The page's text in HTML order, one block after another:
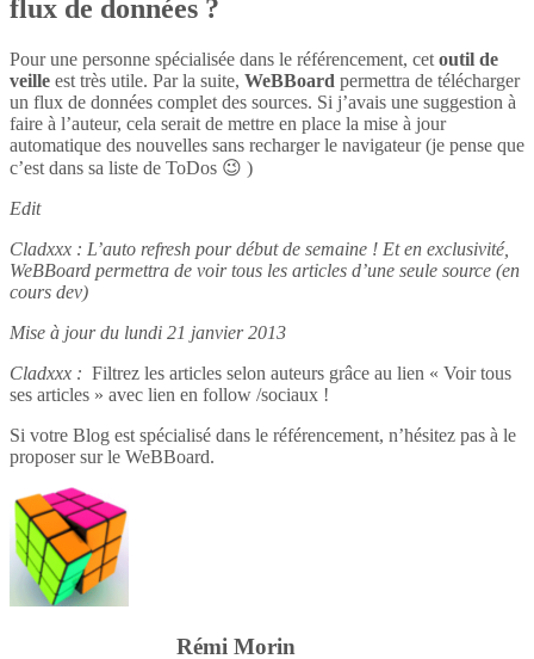
flux de données ?
Pour une personne spécialisée dans le référencement, cet outil de
veille est très utile. Par la suite, WeBBoard permettra de télécharger
un flux de données complet des sources. Si j’avais une suggestion à
faire à l’auteur, cela serait de mettre en place la mise à jour
automatique des nouvelles sans recharger le navigateur (je pense que
c’est dans sa liste de ToDos 😉 )
Edit
Cladxxx : L’auto refresh pour début de semaine ! Et en exclusivité,
WeBBoard permettra de voir tous les articles d’une seule source (en
cours dev)
Mise à jour du lundi 21 janvier 2013
Cladxxx : Filtrez les articles selon auteurs grâce au lien « Voir tous
ses articles » avec lien en follow /sociaux !
Si votre Blog est spécialisé dans le référencement, n’hésitez pas à le
proposer sur le WeBBoard.
Rémi Morin